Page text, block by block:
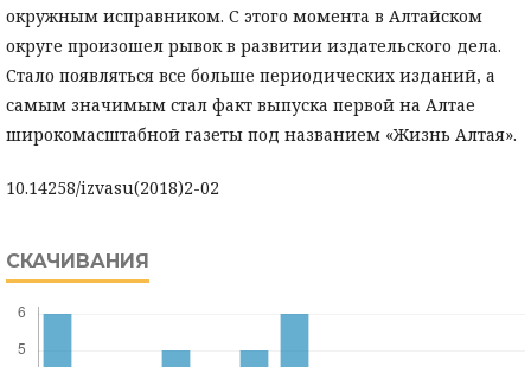
окружным исправником. С этого момента в Алтайском
округе произошел рывок в развитии издательского дела.
Стало появляться все больше периодических изданий, а
самым значимым стал факт выпуска первой на Алтае
широкомасштабной газеты под названием «Жизнь Алтая».
10.14258/izvasu(2018)2-02
СКАЧИВАНИЯ